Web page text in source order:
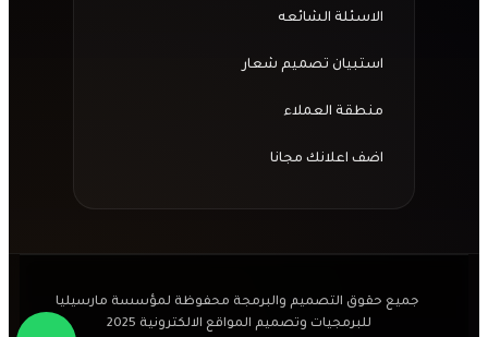
الاسئلة الشائعه
استبيان تصميم شعار
منطقة العملاء
اضف اعلانك مجانا
جميع حقوق التصميم والبرمجة محفوظة لمؤسسة مارسيليا
للبرمجيات وتصميم المواقع الالكترونية 2025